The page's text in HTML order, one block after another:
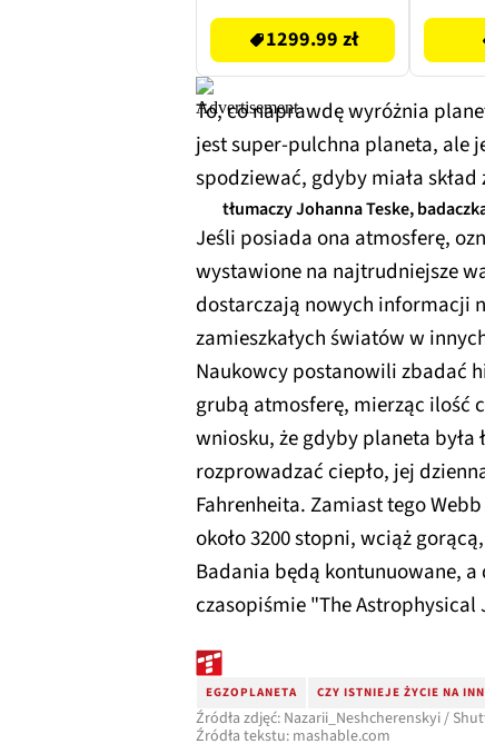
1299.99 zł
To, co naprawdę wyróżnia
jest super-pulchna planeta, ale
spodziewać, gdyby miała
tłumaczy Johanna Teske,
Jeśli posiada ona atmosferę,
wystawione na najtrudniejsze
dostarczają nowych informacji
zamieszkałych światów w
Naukowcy postanowili zbadać
grubą atmosferę, mierząc ilość
wniosku, że gdyby planeta była
rozprowadzać ciepło, jej
Fahrenheita. Zamiast tego
około 3200 stopni, wciąż
Badania będą kontunuowane,
czasopiśmie "The Astrophysical
EGZOPLANETA CZY ISTNIEJE ŻYCIE NA
Źródła zdjęć: Nazarii_Neshcherenskyi /
Źródła tekstu: mashable.com